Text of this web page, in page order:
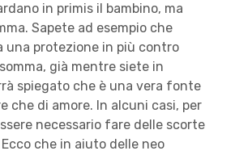
in primis il bambino, ma
Sapete ad esempio che
una protezione in più contro
già mentre siete in
spiegato che è una vera fonte
che di amore. In alcuni casi, per
necessario fare delle scorte
che in aiuto delle neo